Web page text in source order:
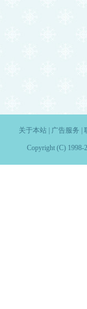
关于本站| 广告服务
Copyright (C) 1998-